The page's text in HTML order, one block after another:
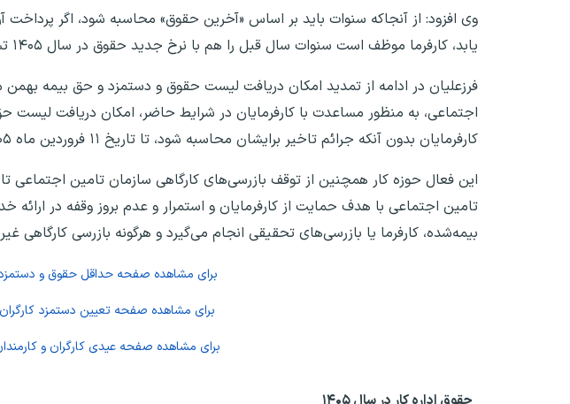
وی افزود: از آنجاکه سنوات باید بر اساس «آخرین حقوق» محاسبه شود، اگر
یابد، کارفرما موظف است سنوات سال قبل را هم با نرخ جدید حقوق در سال ۱۴۰۵ تسویه کند که موجب بار مالی مستقیم برای کارفرما خواهد شد.
کارفرمایان بدون آنکه جرائم تاخیر برایشان محاسبه شود، تا تاریخ ۱۱ فروردین ماه ۱۴۰۵ فرصت ارائه لیست مذکور را دارند.
تامین اجتماعی با هدف حمایت از کارفرمایان و استمرار و عدم بروز وقفه در
بیمه‌شده، کارفرما یا بازرسی‌های تحقیقی انجام می‌گیرد و هرگونه بازرسی کارگاهی غیرضروری تا ۱۵ فروردین ماه امسال
برای مشاهده صفحه حداقل حقوق و
برای مشاهده صفحه تعیین دستمزد کارگران
برای مشاهده صفحه عیدی کارگران و